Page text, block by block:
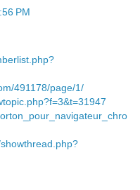
PM
491178/page/1/